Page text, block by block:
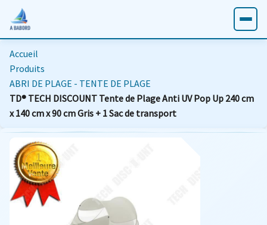
Accueil
Produits
ABRI DE PLAGE - TENTE DE PLAGE
TD® TECH DISCOUNT Tente de Plage Anti UV Pop Up 240 cm
x 140 cm x 90 cm Gris + 1 Sac de transport